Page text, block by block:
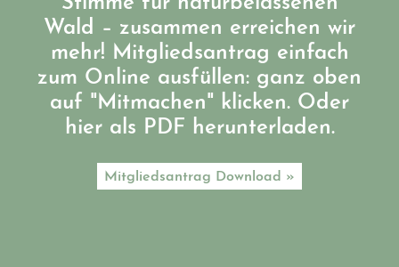
Wald – zusammen erreichen wir
mehr! Mitgliedsantrag einfach
zum Online ausfüllen: ganz oben
auf "Mitmachen" klicken. Oder
hier als PDF herunterladen.
Mitgliedsantrag Download »